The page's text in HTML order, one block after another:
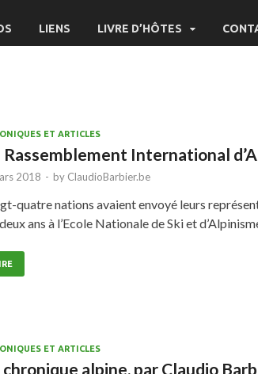
LIENS LIVRE D’HÔTES
ET ARTICLES
Rassemblement International
2018 - by ClaudioBarbier.be
quatre nations avaient envoyé leurs
ans à l’Ecole Nationale de Ski et
ET ARTICLES
chronique alpine, par Claudio